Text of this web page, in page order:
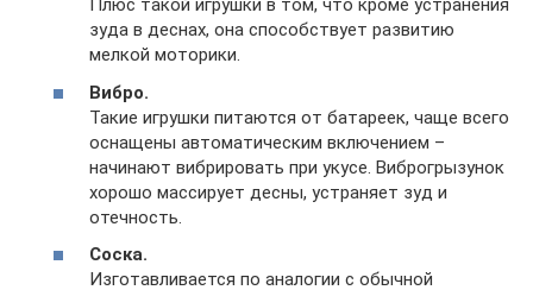
Плюс такой игрушки в том, что кроме устранения
зуда в деснах, она способствует развитию
мелкой моторики.
Вибро.
Такие игрушки питаются от батареек, чаще всего
оснащены автоматическим включением –
начинают вибрировать при укусе. Виброгрызунок
хорошо массирует десны, устраняет зуд и
отечность.
Соска.
Изготавливается по аналогии с обычной